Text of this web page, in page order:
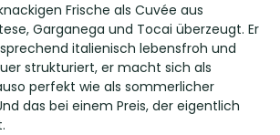
Frische als Cuvée aus
Garganega und Tocai überzeugt. Er
italienisch lebensfroh und
strukturiert, er macht sich als
perfekt wie als sommerlicher
das bei einem Preis, der eigentlich